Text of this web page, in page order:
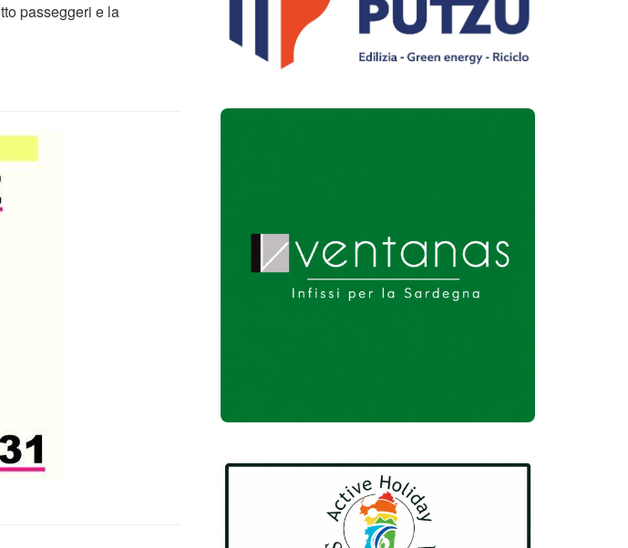
passeggeri e la